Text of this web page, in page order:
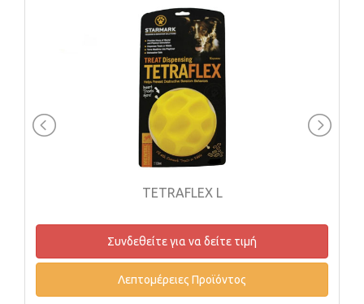
Συνδεθείτε για να δείτε τιμή
Λεπτομέρειες Προϊόντος